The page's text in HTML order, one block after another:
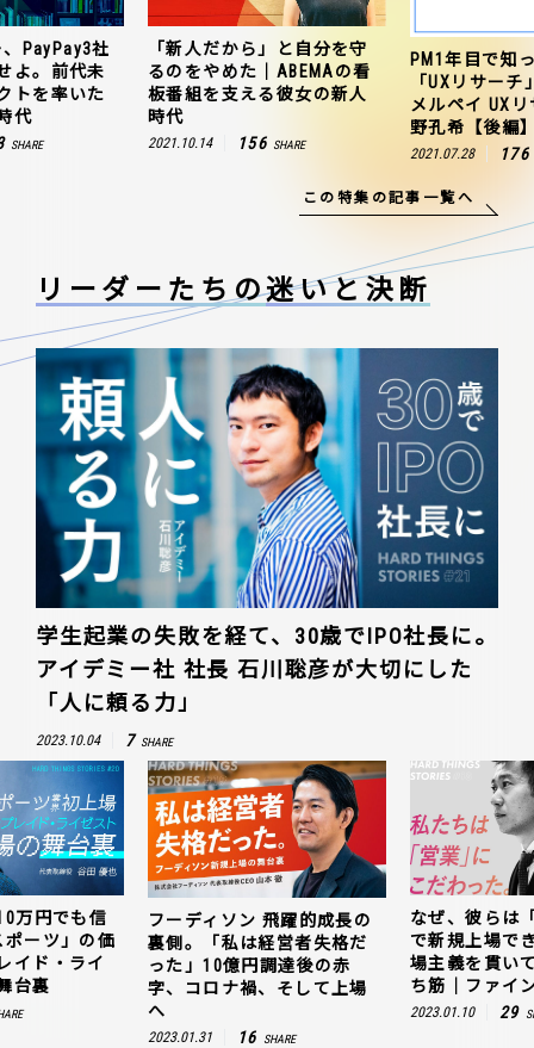
PayPay3社
よ。前代未
トを率いた
代
SHARE
「新人だから」と自分を守
るのをやめた｜ABEMAの看
板番組を支える彼女の新人
時代
2021.10.14 156 SHARE
PM1年目で知
「UXリサー
メルペイ UX
野孔希【後編
2021.07.28 176
この特集の記事一覧へ
リーダーたちの迷いと決断
学生起業の失敗を経て、30歳でIPO社長に。
アイデミー社 社長 石川聡彦が大切にした
「人に頼る力」
2023.10.04 7 SHARE
万円でも信
ーツ」の価
イド・ライ
台裏
フーディソン 飛躍的成長の
裏側。「私は経営者失格だ
った」10億円調達後の赤
字、コロナ禍、そして上場
へ
2023.01.31 16 SHARE
なぜ、彼らは
で新規上場で
場主義を貫い
ち筋｜ファイ
2023.01.10 29